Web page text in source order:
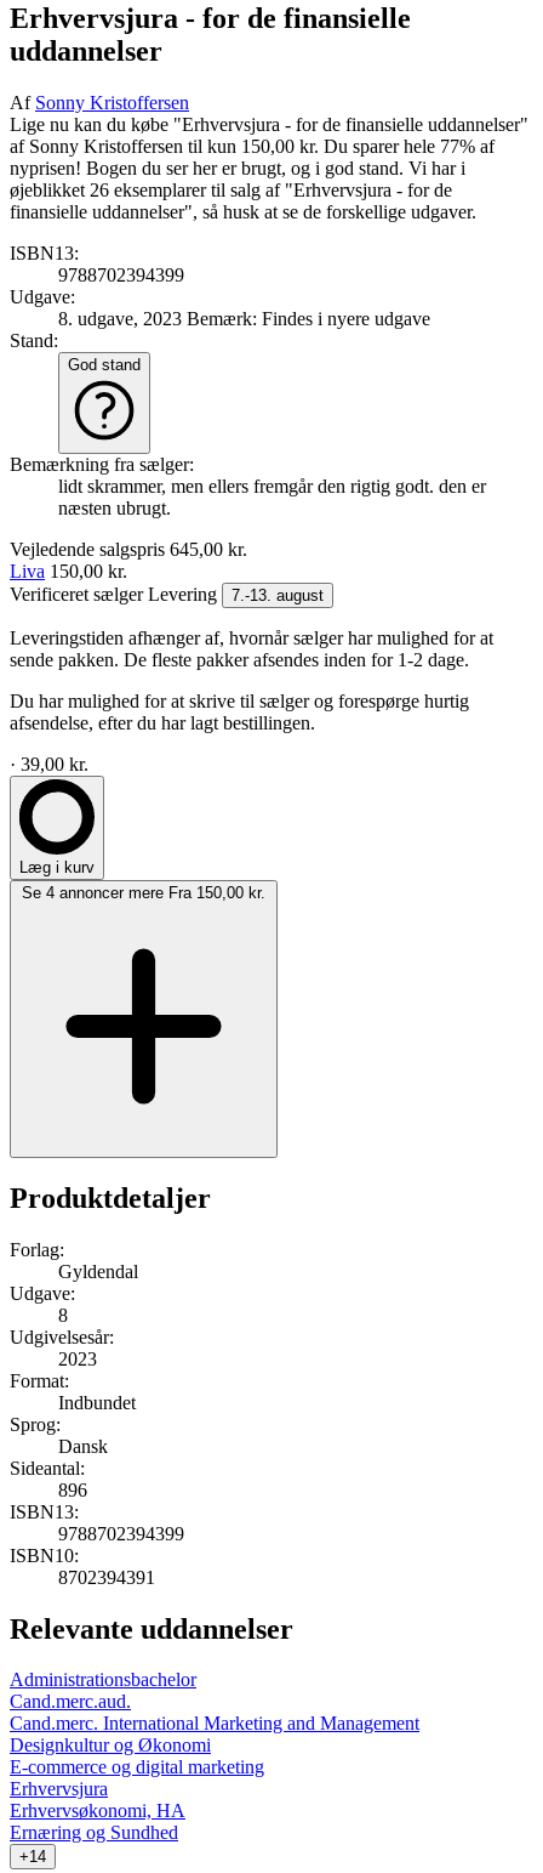
Erhvervsjura - for de finansielle
uddannelser
Af Sonny Kristoffersen
Lige nu kan du købe "Erhvervsjura - for de finansielle uddannelser"
af Sonny Kristoffersen til kun 150,00 kr. Du sparer hele 77% af
nyprisen! Bogen du ser her er brugt, og i god stand. Vi har i
øjeblikket 26 eksemplarer til salg af "Erhvervsjura - for de
finansielle uddannelser", så husk at se de forskellige udgaver.
ISBN13:
9788702394399
Udgave:
8. udgave, 2023 Bemærk: Findes i nyere udgave
Stand:
God stand
Bemærkning fra sælger:
lidt skrammer, men ellers fremgår den rigtig godt. den er
næsten ubrugt.
Vejledende salgspris 645,00 kr.
Liva 150,00 kr.
Verificeret sælgerLevering 7.-13. august
Leveringstiden afhænger af, hvornår sælger har mulighed for at
sende pakken. De fleste pakker afsendes inden for 1-2 dage.
Du har mulighed for at skrive til sælger og forespørge hurtig
afsendelse, efter du har lagt bestillingen.
· 39,00 kr.
Læg i kurv
Se 4 annoncer mere Fra 150,00 kr.
Produktdetaljer
Forlag:
Gyldendal
Udgave:
8
Udgivelsesår:
2023
Format:
Indbundet
Sprog:
Dansk
Sideantal:
896
ISBN13:
9788702394399
ISBN10:
8702394391
Relevante uddannelser
Administrationsbachelor
Cand.merc.aud.
Cand.merc. International Marketing and Management
Designkultur og Økonomi
E-commerce og digital marketing
Erhvervsjura
Erhvervsøkonomi, HA
Ernæring og Sundhed
+14